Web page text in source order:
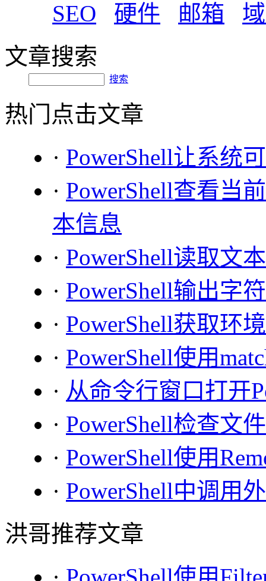
SEO
硬件 邮箱
文章搜索
搜索
热门点击文章
· PowerShell让系统
· PowerShell查看当
本信息
· PowerShell读取文
· PowerShell输出字
· PowerShell获取环
· PowerShell使用
· 从命令行窗口打开
· PowerShell检查文
· PowerShell使用
· PowerShell中调用
洪哥推荐文章